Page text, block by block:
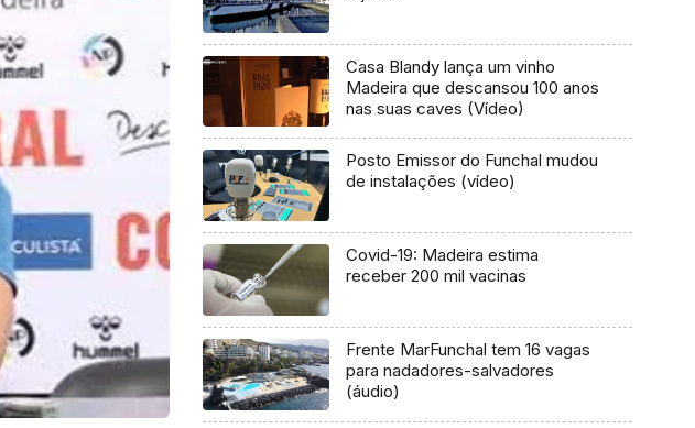
Casa Blandy lança um vinho
Madeira que descansou 100 anos
nas suas caves (Vídeo)
Posto Emissor do Funchal mudou
de instalações (vídeo)
Covid-19: Madeira estima
receber 200 mil vacinas
Frente MarFunchal tem 16 vagas
para nadadores-salvadores
(áudio)